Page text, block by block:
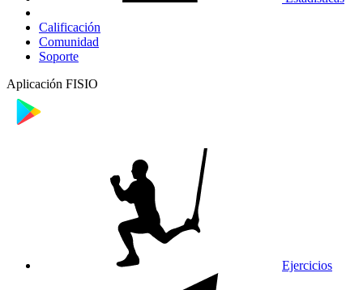
Calificación
Comunidad
Soporte
Aplicación FISIO
Ejercicios